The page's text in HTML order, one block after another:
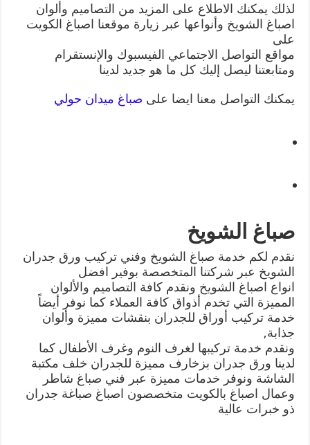
لذلك يمكنك الاطلاع على المزيد من التصاميم وألوان
اصباغ الشويخ وأنواعها عبر زيارة موقعنا اصباغ الكويت
على
مواقع التواصل الاجتماعي الفيسبوك والإنستقرام
ومتابعتنا ليصل إليك كل ما هو جديد لدينا
يمكنك التواصل معنا ايضا على صباغ ميدان حولي
صباغ الشويخ
نقدم لكم خدمة صباغ الشويخ وفني تركيب ورق جدران
الشويخ عبر شركتنا المتخصصة بوفير افضل
انواع اصباغ الشويخ ونقدم كافة التصاميم والألوان
المميزة التي تخدم أذواق كافة العملاء كما نوفر أيضاً
خدمة تركيب أوراق للجدران بنقشات مميزة وألوان
جذابة,
ونقدم خدمة تركيبها لغرف النوم وغرف الأطفال كما
لدينا ورق جدران بزخارف مميزة للجدران خلف مكتبة
الشاشة ونوفر خدمات مميزة عبر فني صباغ شاطر
وعمال اصباغ بالكويت متخصصون اصباغ صباغة جدران
ذو خبرات عالية